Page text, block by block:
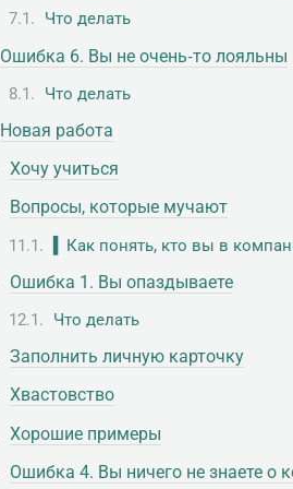
Что делать
Ошибка 6. Вы не очень‑то лояльны
Что делать
Новая работа
Хочу учиться
Вопросы, которые мучают
▍Как понять, кто вы в
Ошибка 1. Вы опаздываете
Что делать
Заполнить личную карточку
Хвастовство
Хорошие примеры
Ошибка 4. Вы ничего не знаете о